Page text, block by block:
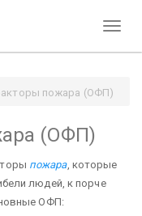
пожара (ОФП)
(ОФП)
пожара, которые
людей, к порче
ОФП: